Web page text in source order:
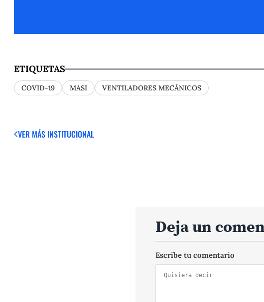
ETIQUETAS
COVID-19 MASI VENTILADORES MECÁNICOS
VER MÁS INSTITUCIONAL
Deja un
Escribe tu comentario